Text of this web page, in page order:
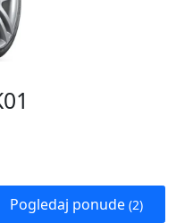
Pogledaj ponude (2)